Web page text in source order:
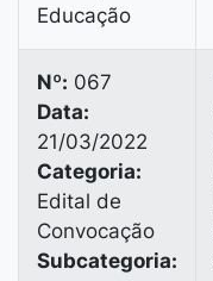
Educação
Nº: 067
Data:
21/03/2022
Categoria:
Edital de
Convocação
Subcategoria: